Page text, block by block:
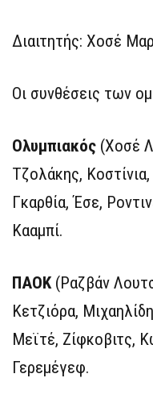
Διαιτητής: Χοσέ
Οι συνθέσεις των
Ολυμπιακός (Χοσέ
Τζολάκης,
Γκαρθία, Έσε,
Κααμπί.
ΠΑΟΚ(Ραζβάν
Κετζιόρα,
Μεϊτέ, Ζίφκοβιτς,
Γερεμέγεφ.